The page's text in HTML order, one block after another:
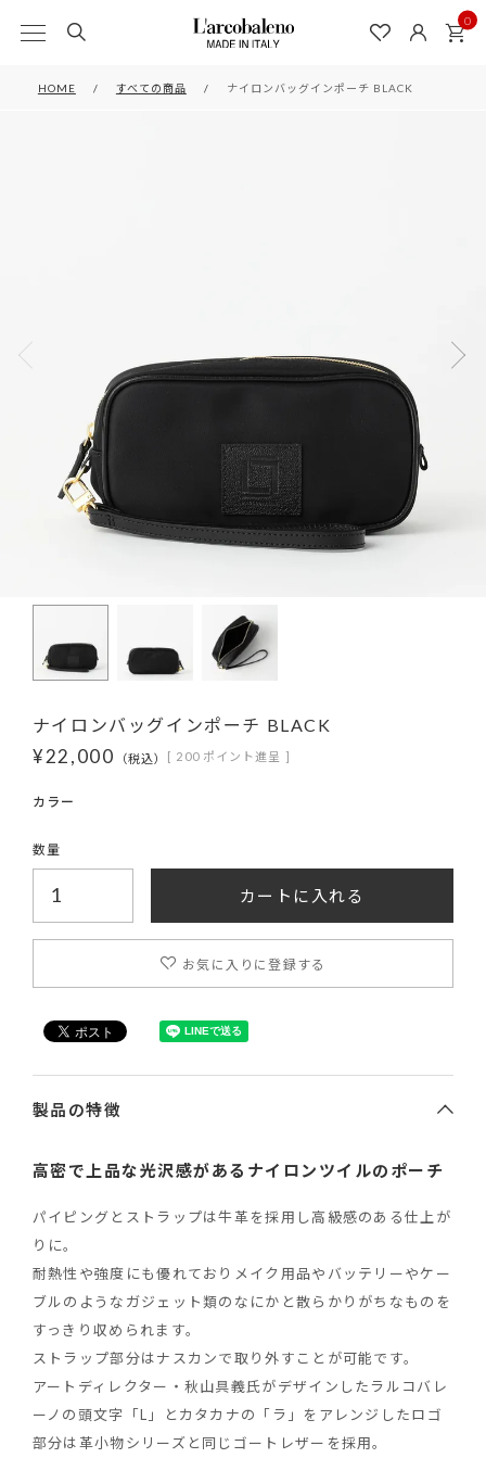
0
HOME すべての商品 ナイロンバッグインポーチ BLACK
ナイロンバッグインポーチ BLACK
¥22,000 税込 [ 200 ポイント進呈 ]
お気に入りに登録する
カートに入れる
製品の特徴
高密で上品な光沢感があるナイロンツイルのポーチ
パイピングとストラップは牛革を採用し高級感のある仕上が
りに。
耐熱性や強度にも優れておりメイク用品やバッテリーやケー
ブルのようなガジェット類のなにかと散らかりがちなものを
すっきり収められます。
ストラップ部分はナスカンで取り外すことが可能です。
アートディレクター・秋山具義氏がデザインしたラルコバレ
ーノの頭文字「L」とカタカナの「ラ」をアレンジしたロゴ
部分は革小物シリーズと同じゴートレザーを採用。